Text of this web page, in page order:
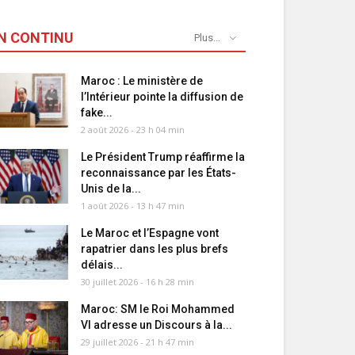
CONTINU Plus...
Maroc : Le ministère de
l’Intérieur pointe la diffusion de
fake...
2 août 2026 - 23 h 04 min
Le Président Trump réaffirme la
reconnaissance par les États-
Unis de la...
1 août 2026 - 13 h 47 min
Le Maroc et l’Espagne vont
rapatrier dans les plus brefs
délais...
30 juillet 2026 - 16 h 28 min
Maroc: SM le Roi Mohammed
VI adresse un Discours à la...
29 juillet 2026 - 21 h 47 min